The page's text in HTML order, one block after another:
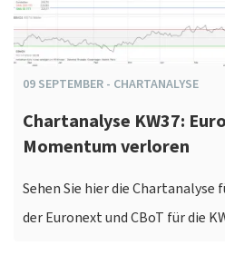
09 SEPTEMBER - CHARTANALYSE
Chartanalyse KW37:
Momentum verloren
Sehen Sie hier die Chartanalyse
der Euronext und CBoT für die